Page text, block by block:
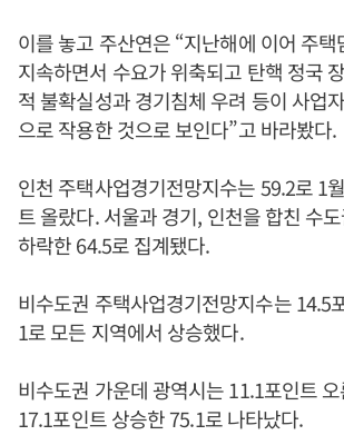
이를 놓고 주산연은 “지난해에 이어 주
지속하면서 수요가 위축되고 탄핵 정국
적 불확실성과 경기침체 우려 등이 사업
으로 작용한 것으로 보인다”고 바라봤다.
인천 주택사업경기전망지수는 59.2로 1
트 올랐다. 서울과 경기, 인천을 합친 수
하락한 64.5로 집계됐다.
비수도권 주택사업경기전망지수는 14.5
1로 모든 지역에서 상승했다.
비수도권 가운데 광역시는 11.1포인트
17.1포인트 상승한 75.1로 나타났다.